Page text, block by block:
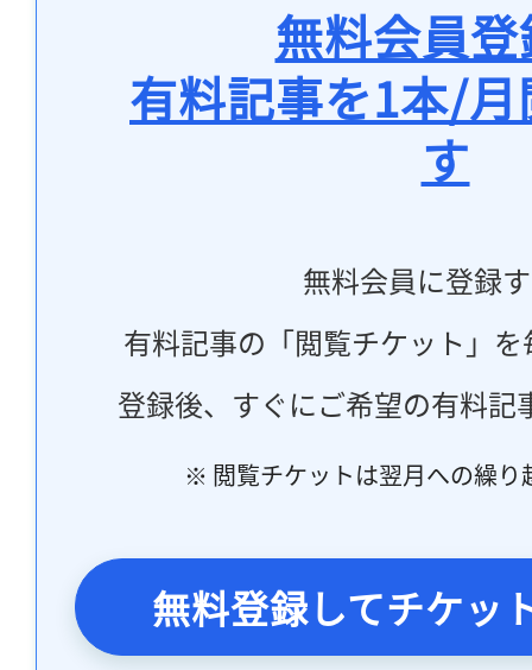
無料会員
有料記事を1本/
す
無料会員に登録
有料記事の「閲覧チケット」
登録後、すぐにご希望の有料記
※ 閲覧チケットは翌月への繰り
無料登録してチケッ